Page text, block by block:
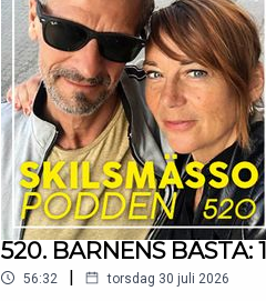
520. BARNENS BÄSTA:
56:32 | torsdag 30 juli 2026